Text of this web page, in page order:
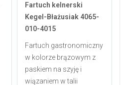
Fartuch kelnerski
Kegel-Błażusiak 4065-
010-4015
Fartuch gastronomiczny
w kolorze brązowym z
paskiem na szyję i
wiązaniem w talii